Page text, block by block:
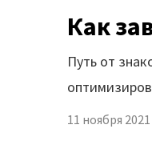
Как
Путь от
11 ноября 2021